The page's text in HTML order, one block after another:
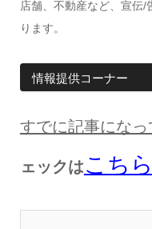
店舗、不動産など、宣伝/
ります。
情報提供コーナー
すでに記事にな
ェックはこちら